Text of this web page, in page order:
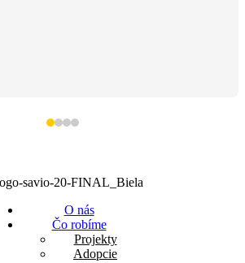
O nás
Čo robíme
Projekty
Adopcie